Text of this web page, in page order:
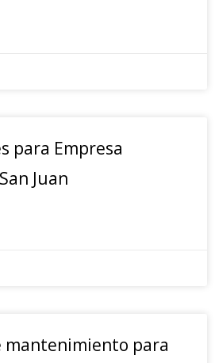
para Empresa
Juan
mantenimiento para